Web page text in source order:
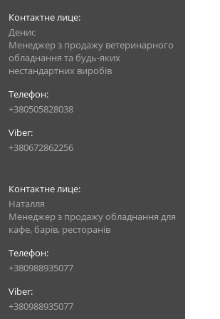
Денис
Менеджер з продажу ветеринарного
обладнання та будь-яких
нестандартних виробів
+380505828038
+380672862256
Наталля
Менеджер з продажу обладнання для
кафе, барів, ресторанів
+380988935077
+380988935077